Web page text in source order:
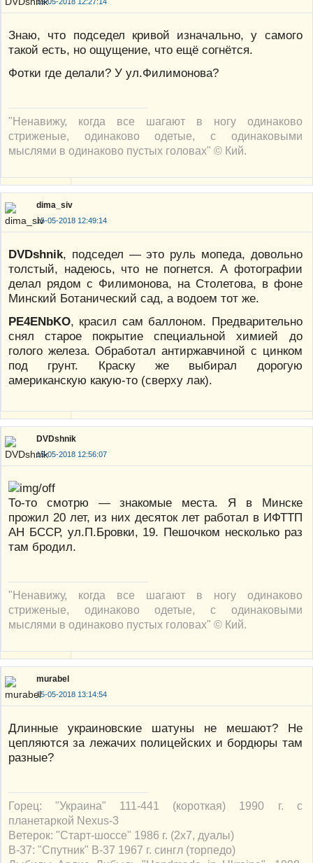
Знаю, что подседел кривой изначально, у самого
такой есть, но ощущение, что ещё согнётся.
Фотки где делали? У ул.Филимонова?
"Ненавижу, когда все шагают в ногу одинаково
стриженые, одинаково одетые, с одинаковыми
мыслями в одинаково пустых головах" © Кий.
dima_siv
15-05-2018 12:49:14
DVDshnik, подседел — это руль мопеда, довольно
толстый, надеюсь, что не погнется. А фотографии
делал рядом с Филимонова, на Столетова, в фоне
Минский Ботанический сад, а водоем тот же.
PE4ENbKO, красил сам баллоном. Предварительно
снял старое покрытие специальной химией до
голого железа. Обработал антиржавчиной с цинком
под грунт. Краску же выбирал дорогую
американскую какую-то (сверху лак).
DVDshnik
15-05-2018 12:56:07
То-то смотрю — знакомые места. Я в Минске
прожил 20 лет, из них десяток лет работал в ИФТТП
АН БССР, ул.П.Бровки, 19. Пешочком несколько раз
там бродил.
"Ненавижу, когда все шагают в ногу одинаково
стриженые, одинаково одетые, с одинаковыми
мыслями в одинаково пустых головах" © Кий.
murabel
15-05-2018 13:14:54
Длинные украиновские шатуны не мешают? Не
цепляются за лежачих полицейских и бордюры там
разные?
Горец: "Украина" 111-441 (короткая) 1990 г. с
планетаркой Nexus-3
Ветерок: "Старт-шоссе" 1986 г. (2х7, дуалы)
В-37: "Спутник" В-37 1967 г. сингл (торпедо)